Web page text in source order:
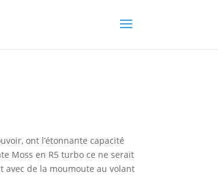
ont l’étonnante capacité
Moss en R5 turbo ce ne serait
avec de la moumoute au volant